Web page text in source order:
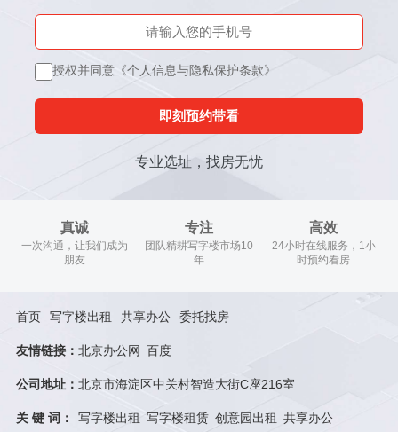
授权并同意《个人信息与隐私保护条款》
即刻预约带看
专业选址，找房无忧
真诚
一次沟通，让我们成为
朋友
专注
团队精耕写字楼市场10
年
高效
24小时在线服务，1小
时预约看房
首页 写字楼出租 共享办公 委托找房
友情链接： 北京办公网 百度
公司地址： 北京市海淀区中关村智造大街C座216室
关 键 词： 写字楼出租 写字楼租赁 创意园出租 共享办公